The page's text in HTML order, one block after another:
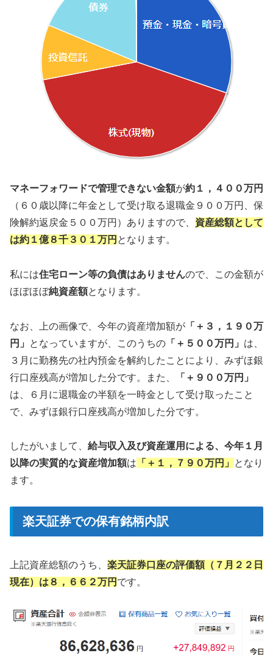
マネーフォワードで管理できない金額が約１，４００万円
（６０歳以降に年金として受け取る退職金９００万円、保
険解約返戻金５００万円）ありますので、 資産総額として
は約１億８千３０１万円 となります。
私には住宅ローン等の負債はありませんので、この金額が
ほぼほぼ純資産額となります。
なお、上の画像で、今年の資産増加額が 「＋３，１９０万
円」
となっていますが、このうちの 「＋５００万円」 は、
３月に勤務先の社内預金を解約したことにより、みずほ銀
行口座残高が増加した分です。また、
「＋９００万円」
は、６月に退職金の半額を一時金として受け取ったこと
で、みずほ銀行口座残高が増加した分です。
したがいまして、 給与収入及び資産運用による、今年１月
以降の実質的な資産増加額は 「＋１，７９０万円」
となり
ます。
楽天証券での保有銘柄内訳
上記資産総額のうち、 楽天証券口座の評価額（７月２２日
現在）は８，６６２万円 です。